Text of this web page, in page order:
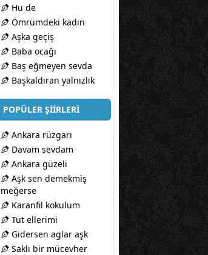
Hu de
Ömrümdeki kadın
Aşka geçiş
Baba ocağı
Baş eğmeyen sevda
Başkaldıran yalnızlık
POPÜLER ŞİİRLERİ
Ankara rüzgarı
Davam sevdam
Ankara güzeli
Aşk sen demekmiş
meğerse
Karanfil kokulum
Tut ellerimi
Gidersen aglar aşk
Saklı bir mücevher